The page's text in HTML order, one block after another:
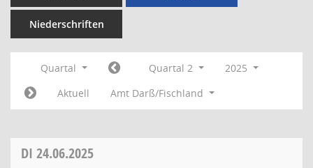
Niederschriften
Quartal Quartal 2
2025
Aktuell
Amt Darß/Fischland
DI 24.06.2025